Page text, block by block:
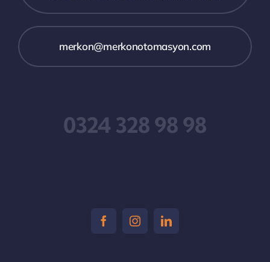
merkon@merkonotomasyon.com
0324 328 98 98